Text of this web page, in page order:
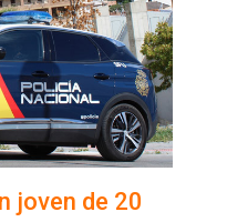
joven de 20